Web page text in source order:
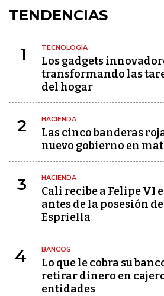
TENDENCIAS
1 TECNOLOGÍA
Los gadgets
transformando las
del hogar
2 HACIENDA
Las cinco banderas
nuevo gobierno en
3 HACIENDA
Cali recibe a Felipe VI
antes de la posesión
Espriella
4 BANCOS
Lo que le cobra su
retirar dinero en
entidades